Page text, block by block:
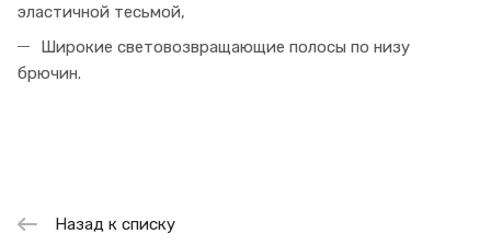
эластичной тесьмой,
Широкие световозвращающие полосы по низу
брючин.
Назад к списку